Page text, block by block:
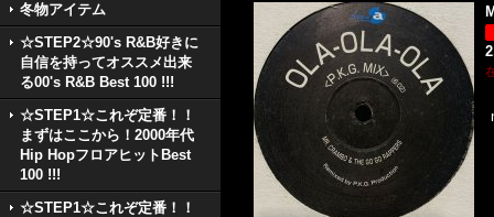
冬物アイテム
☆STEP2☆90's R&B好きに
自信を持ってオススメ出来
る00's R&B Best 100 !!!
☆STEP1☆これぞ定番！！
まずはここから！2000年代
Hip HopフロアヒットBest
100 !!!
☆STEP1☆これぞ定番！！